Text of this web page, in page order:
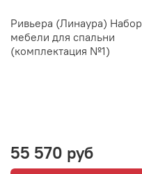
Ривьера (Линаура) Набор
мебели для спальни
(комплектация №1)
55 570 руб